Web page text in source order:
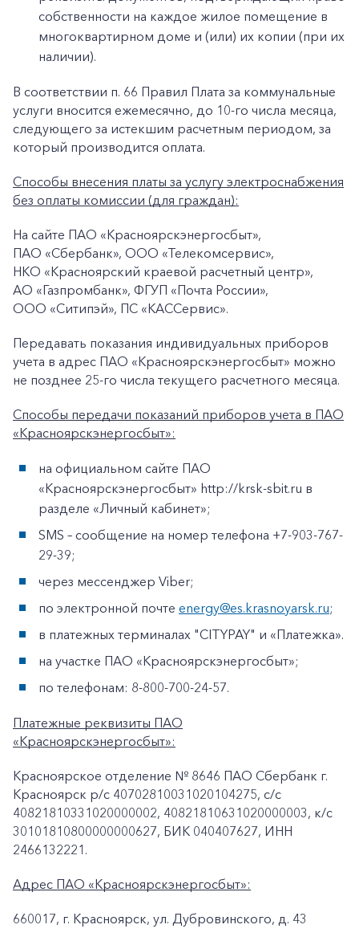
+7-800-700-24-57
Частным клиентам
Корпоративным клиентам
собственности на каждое жилое помещение в
многоквартирном доме и (или) их копии (при их
наличии).
В соответствии п. 66 Правил Плата за коммунальные
услуги вносится ежемесячно, до 10-го числа месяца,
следующего за истекшим расчетным периодом, за
который производится оплата.
Способы внесения платы за услугу электроснабжения
без оплаты комиссии (для граждан):
На сайте ПАО «Красноярскэнергосбыт»,
ПАО «Сбербанк», ООО «Телекомсервис»,
НКО «Красноярский краевой расчетный центр»,
АО «Газпромбанк», ФГУП «Почта России»,
ООО «Ситипэй», ПС «КАССервис».
Передавать показания индивидуальных приборов
учета в адрес ПАО «Красноярскэнергосбыт» можно
не позднее 25-го числа текущего расчетного месяца.
Способы передачи показаний приборов учета в ПАО
«Красноярскэнергосбыт»:
на официальном сайте ПАО
«Красноярскэнергосбыт» http://krsk-sbit.ru в
разделе «Личный кабинет»;
SMS – сообщение на номер телефона +7-903-767-
29-39;
через мессенджер Viber;
по электронной почте energy@es.krasnoyarsk.ru;
в платежных терминалах "CITYPAY" и «Платежка».
на участке ПАО «Красноярскэнергосбыт»;
по телефонам: 8-800-700-24-57.
Платежные реквизиты ПАО
«Красноярскэнергосбыт»:
Красноярское отделение № 8646 ПАО Сбербанк г.
Красноярск p/c 40702810031020104275, с/с
40821810331020000002, 40821810631020000003, к/c
30101810800000000627, БИК 040407627, ИНН
2466132221.
Адрес ПАО «Красноярскэнергосбыт»:
660017, г. Красноярск, ул. Дубровинского, д. 43